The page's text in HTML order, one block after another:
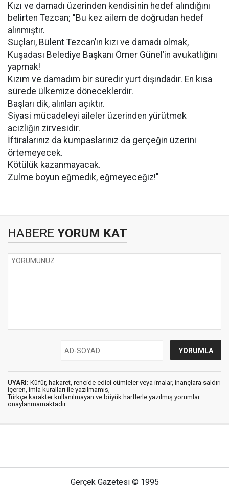
Kızı ve damadı üzerinden kendisinin hedef alındığını
belirten Tezcan; "Bu kez ailem de doğrudan hedef
alınmıştır.
Suçları, Bülent Tezcan’ın kızı ve damadı olmak,
Kuşadası Belediye Başkanı Ömer Günel’in avukatlığını
yapmak!
Kızım ve damadım bir süredir yurt dışındadır. En kısa
sürede ülkemize döneceklerdir.
Başları dik, alınları açıktır.
Siyasi mücadeleyi aileler üzerinden yürütmek
acizliğin zirvesidir.
İftiralarınız da kumpaslarınız da gerçeğin üzerini
örtemeyecek.
Kötülük kazanmayacak.
Zulme boyun eğmedik, eğmeyeceğiz!"
HABERE YORUM KAT
UYARI: Küfür, hakaret, rencide edici cümleler veya imalar, inançlara saldırı
içeren, imla kuralları ile yazılmamış,
Türkçe karakter kullanılmayan ve büyük harflerle yazılmış yorumlar
onaylanmamaktadır.
Gerçek Gazetesi © 1995